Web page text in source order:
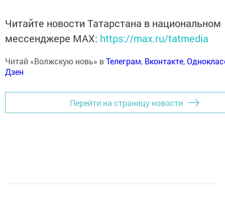
Читайте новости Татарстана в национальном
мессенджере MАХ: https://max.ru/tatmedia
Читай «Волжскую новь» вТелеграм, Вконтакте,
Дзен
Перейти на страницу новости